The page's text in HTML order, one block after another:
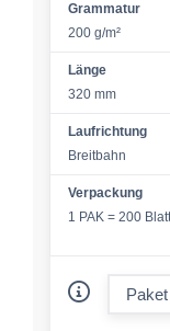
Grammatur
200 g/m²
Länge
320 mm
Laufrichtung
Breitbahn
Verpackung
1 PAK = 200 Blatt